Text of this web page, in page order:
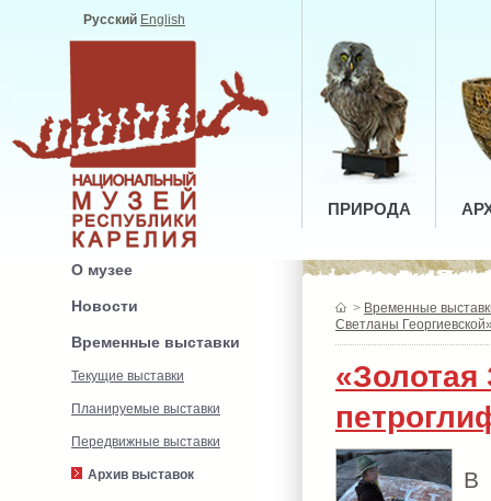
Русский English
ПРИРОДА
О музее
Новости
Временные выставки
Текущие выставки
Планируемые выставки
Передвижные выставки
Архив выставок
> Временные
Светланы
«Золотая
В